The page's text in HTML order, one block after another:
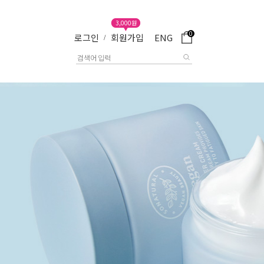
로그인 / 회원가입
3,000원
ENG 0